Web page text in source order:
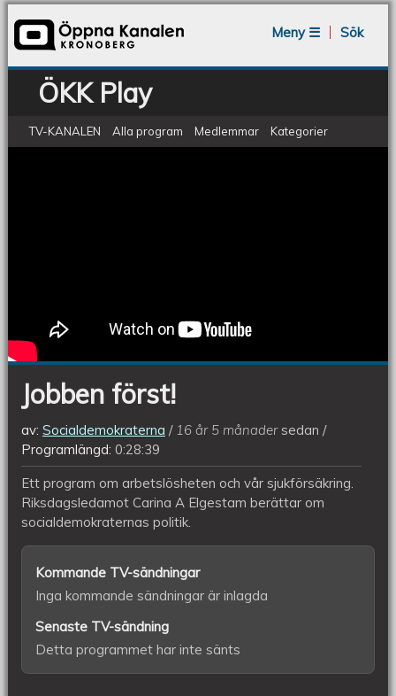
Meny ☰
Sök
ÖKK Play
TV-KANALEN Alla program Medlemmar Kategorier
Jobben först!
av: Socialdemokraterna 16 år 5 månadersedan
Programlängd: 0:28:39
Ett program om arbetslösheten och vår sjukförsäkring.
Riksdagsledamot Carina A Elgestam berättar om
socialdemokraternas politik.
Kommande TV-sändningar
Inga kommande sändningar är inlagda
Senaste TV-sändning
Detta programmet har inte sänts